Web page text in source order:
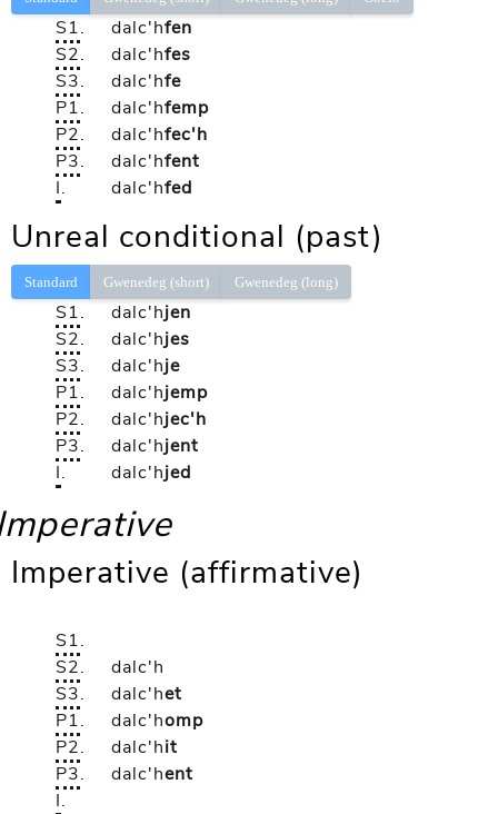
S1. dalc'hfen
S2. dalc'hfes
S3. dalc'hfe
P1. dalc'hfemp
P2. dalc'hfec'h
P3. dalc'hfent
I. dalc'hfed
Unreal conditional (past)
Standard Gwenedeg (short) Gwenedeg (long)
S1. dalc'hjen
S2. dalc'hjes
S3. dalc'hje
P1. dalc'hjemp
P2. dalc'hjec'h
P3. dalc'hjent
I. dalc'hjed
Imperative (affirmative)
S1.
S2.
dalc'h
S3. dalc'het
P1. dalc'homp
P2. dalc'hit
P3. dalc'hent
I.